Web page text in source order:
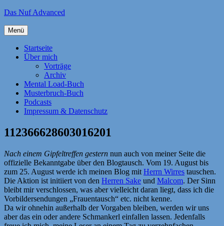
Zum
springen
Das Nuf Advanced
Menü
Startseite
Über mich
Vorträge
Archiv
Mental Load-Buch
Musterbruch-Buch
Podcasts
Impressum & Datenschutz
112366628603016201
Nach einem Gipfeltreffen gestern nun auch von meiner Seite die
offizielle Bekanntgabe über den Blogtausch. Vom 19. August bis
zum 25. August werde ich meinen Blog mit Herrn Wirres tauschen.
Die Aktion ist initiiert von den Herren Sake und Malcom. Der Sinn
bleibt mir verschlossen, was aber vielleicht daran liegt, dass ich die
Vorbildersendungen „Frauentausch“ etc. nicht kenne.
Da wir ohnehin außerhalb der Vorgaben bleiben, werden wir uns
aber das ein oder andere Schmankerl einfallen lassen. Jedenfalls